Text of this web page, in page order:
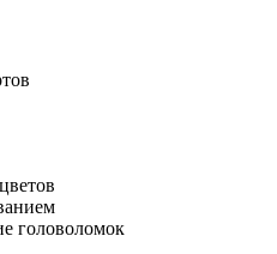
головоломок